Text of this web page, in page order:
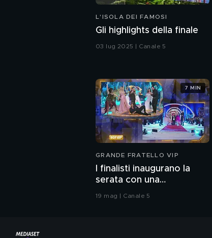
L'ISOLA DEI FAMOSI
Gli highlights della finale
03 lug 2025 | Canale 5
GRANDE FRATELLO VIP
I finalisti inaugurano la
serata con una
coreografia
19 mag | Canale 5
7 MIN